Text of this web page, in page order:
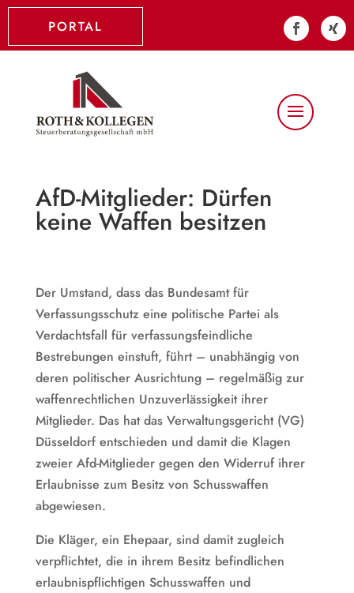
PORTAL
AfD-Mitglieder: Dürfen
keine Waffen besitzen
Der Umstand, dass das Bundesamt für
Verfassungsschutz eine politische Partei als
Verdachtsfall für verfassungsfeindliche
Bestrebungen einstuft, führt – unabhängig von
deren politischer Ausrichtung – regelmäßig zur
waffenrechtlichen Unzuverlässigkeit ihrer
Mitglieder. Das hat das Verwaltungsgericht (VG)
Düsseldorf entschieden und damit die Klagen
zweier Afd-Mitglieder gegen den Widerruf ihrer
Erlaubnisse zum Besitz von Schusswaffen
abgewiesen.
Die Kläger, ein Ehepaar, sind damit zugleich
verpflichtet, die in ihrem Besitz befindlichen
erlaubnispflichtigen Schusswaffen und